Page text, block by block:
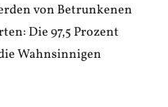
von Betrunkenen
Die 97,5 Prozent
Wahnsinnigen